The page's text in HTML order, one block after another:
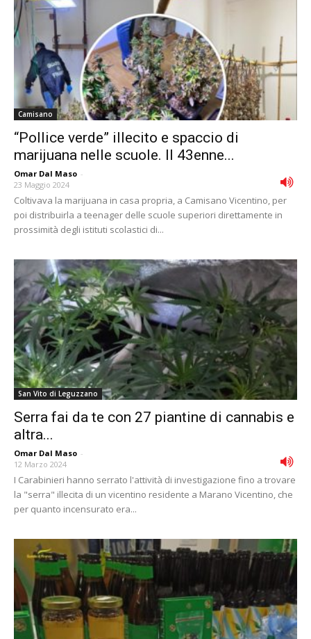
Camisano
“Pollice verde” illecito e spaccio di
marijuana nelle scuole. Il 43enne...
Omar Dal Maso -
23 Maggio 2024
Coltivava la marijuana in casa propria, a Camisano Vicentino, per
poi distribuirla a teenager delle scuole superiori direttamente in
prossimità degli istituti scolastici di...
San Vito di Leguzzano
Serra fai da te con 27 piantine di cannabis e
altra...
Omar Dal Maso -
12 Marzo 2024
I Carabinieri hanno serrato l'attività di investigazione fino a trovare
la "serra" illecita di un vicentino residente a Marano Vicentino, che
per quanto incensurato era...